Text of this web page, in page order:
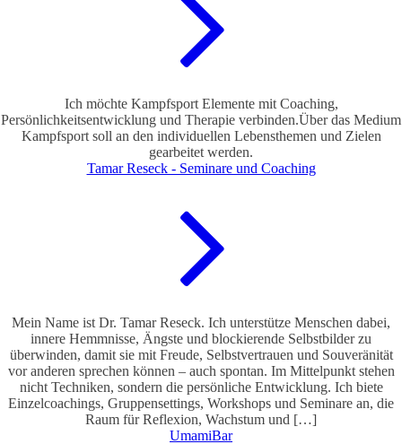
Ich möchte Kampfsport Elemente mit Coaching,
Persönlichkeitsentwicklung und Therapie verbinden.Über das Medium
Kampfsport soll an den individuellen Lebensthemen und Zielen
gearbeitet werden.
Tamar Reseck - Seminare und Coaching
Mein Name ist Dr. Tamar Reseck. Ich unterstütze Menschen dabei,
innere Hemmnisse, Ängste und blockierende Selbstbilder zu
überwinden, damit sie mit Freude, Selbstvertrauen und Souveränität
vor anderen sprechen können – auch spontan. Im Mittelpunkt stehen
nicht Techniken, sondern die persönliche Entwicklung. Ich biete
Einzelcoachings, Gruppensettings, Workshops und Seminare an, die
Raum für Reflexion, Wachstum und […]
UmamiBar